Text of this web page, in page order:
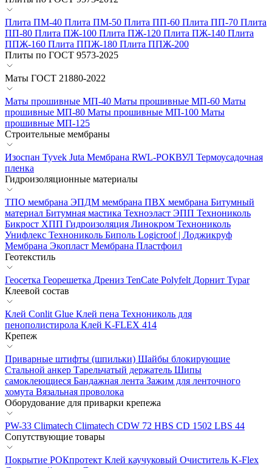
Плита ПМ-40 Плита ПМ-50 Плита ПП-60 Плита ПП-70 Плита
ПП-80 Плита ПЖ-100 Плита ПЖ-120 Плита ПЖ-140 Плита
ППЖ-160 Плита ППЖ-180 Плита ППЖ-200
Плиты по ГОСТ 9573-2025
Маты ГОСТ 21880-2022
Маты прошивные МП-40 Маты прошивные МП-60 Маты
прошивные МП-80 Маты прошивные МП-100 Маты
прошивные МП-125
Строительные мембраны
Изоспан Tyvek Juta Мембрана RWL-РОКВУЛ Термоусадочная
пленка
Гидроизоляционные материалы
ТПО мембрана ЭПДМ мембрана ПВХ мембрана Битумный
материал Битумная мастика Техноэласт ЭПП Технониколь
Бикрост ХПП Гидроизоляция Линокром Технониколь
Унифлекс Технониколь Биполь Logicroof | Лоджикруф
Мембрана Экопласт Мембрана Пластфоил
Геотекстиль
Геосетка Георешетка Дрениз TenCate Polyfelt Дорнит Typar
Клеевой состав
Клей Conlit Glue Клей пена Технониколь для
пенополистирола Клей K-FLEX 414
Крепеж
Приварные штифты (шпильки) Шайбы блокирующие
Стальной анкер Тарельчатый держатель Шипы
самоклеющиеся Бандажная лента Зажим для ленточного
хомута Вязальная проволока
Оборудование для приварки крепежа
PW-33 Climatech Climatech CDW 72 HBS CD 1502 LBS 44
Сопутствующие товары
Покрытие РОКпротект Клей каучуковый Очиститель K-Flex